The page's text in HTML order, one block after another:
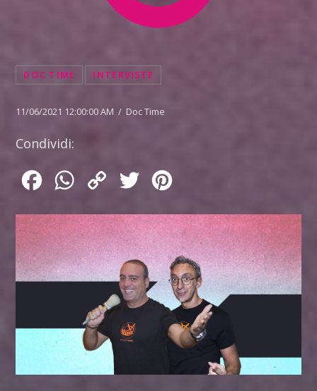
DOC TIME INTERVISTE
11/06/2021 12:00:00 AM / Doc Time
Condividi:
FacebookWhatsApp
Copy
Twitter